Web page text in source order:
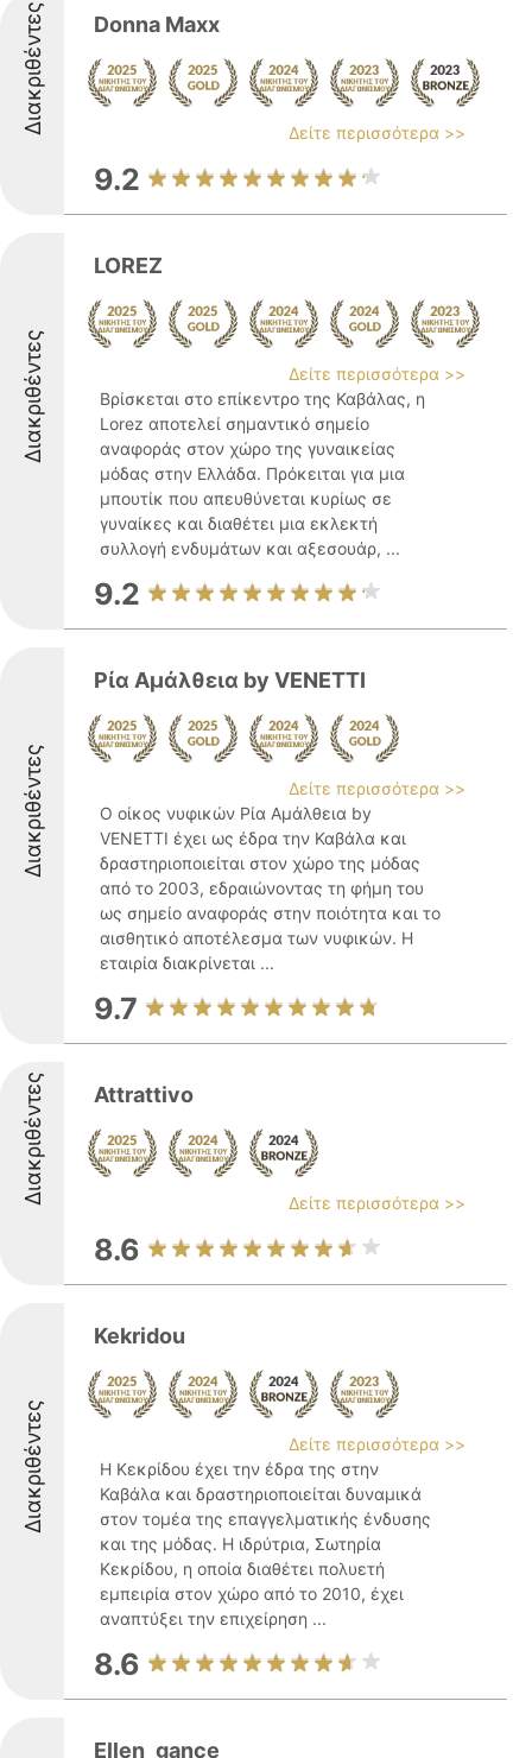
Διακριθέντες Donna Maxx
Δείτε περισσότερα >>
9.2
Διακριθέντες
LOREZ
Δείτε περισσότερα >>
Βρίσκεται στο επίκεντρο της Καβάλας, η
Lorez αποτελεί σημαντικό σημείο
αναφοράς στον χώρο της γυναικείας
μόδας στην Ελλάδα. Πρόκειται για μια
μπουτίκ που απευθύνεται κυρίως σε
γυναίκες και διαθέτει μια εκλεκτή
συλλογή ενδυμάτων και αξεσουάρ, ...
9.2
Διακριθέντες
Ρία Αμάλθεια by VENETTI
Δείτε περισσότερα >>
Ο οίκος νυφικών Ρία Αμάλθεια by
VENETTI έχει ως έδρα την Καβάλα και
δραστηριοποιείται στον χώρο της μόδας
από το 2003, εδραιώνοντας τη φήμη του
ως σημείο αναφοράς στην ποιότητα και το
αισθητικό αποτέλεσμα των νυφικών. Η
εταιρία διακρίνεται ...
9.7
Διακριθέντες Attrattivo
Δείτε περισσότερα >>
8.6
Διακριθέντες
Kekridou
Δείτε περισσότερα >>
Η Κεκρίδου έχει την έδρα της στην
Καβάλα και δραστηριοποιείται δυναμικά
στον τομέα της επαγγελματικής ένδυσης
και της μόδας. Η ιδρύτρια, Σωτηρία
Κεκρίδου, η οποία διαθέτει πολυετή
εμπειρία στον χώρο από το 2010, έχει
αναπτύξει την επιχείρηση ...
8.6
Ellen_gance